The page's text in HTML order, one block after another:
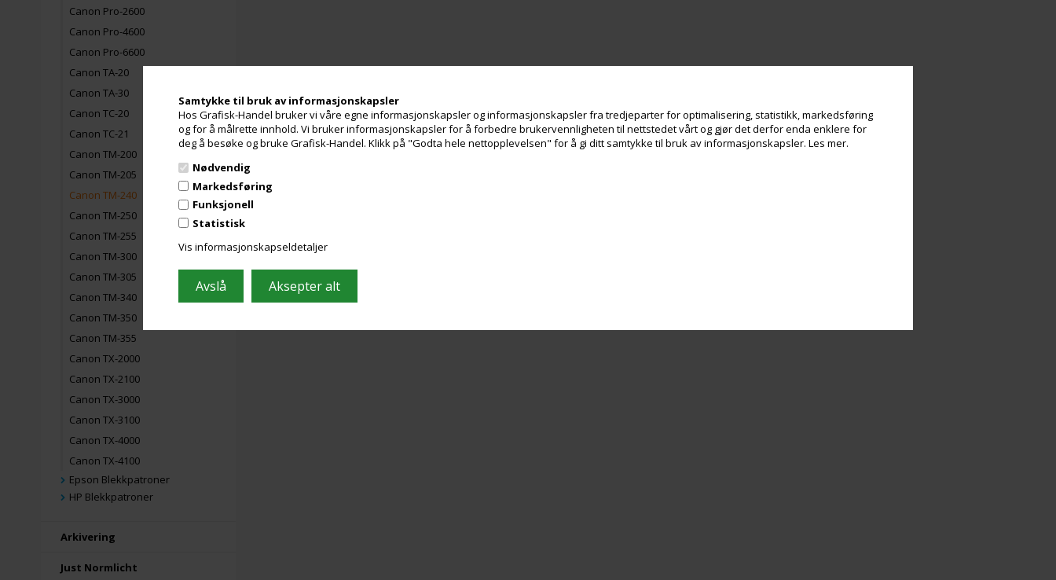
Samtykke til bruk av informasjonskapsler
Hos Grafisk-Handel bruker vi våre egne informasjonskapsler og informasjonskapsler fra tredjeparter for optimalisering, statistikk, markedsføring
og for å målrette innhold. Vi bruker informasjonskapsler for å forbedre brukervennligheten til nettstedet vårt og gjør det derfor enda enklere for
deg å besøke og bruke Grafisk-Handel. Klikk på "Godta hele nettopplevelsen" for å gi ditt samtykke til bruk av informasjonskapsler. Les mer.
Nødvendig
Markedsføring
Funksjonell
Statistisk
Vis informasjonskapseldetaljer
Canon Pro-2600
Canon Pro-4600
Canon Pro-6600
Canon TA-20
Canon TA-30
Canon TC-20
Canon TC-21
Canon TM-200
Canon TM-205
Canon TM-240
Canon TM-250
Canon TM-255
Canon TM-300
Canon TM-305
Canon TM-340
Canon TM-350
Canon TM-355
Canon TX-2000
Canon TX-2100
Canon TX-3000
Canon TX-3100
Canon TX-4000
Canon TX-4100
Epson Blekkpatroner
HP Blekkpatroner
Arkivering
Just Normlicht